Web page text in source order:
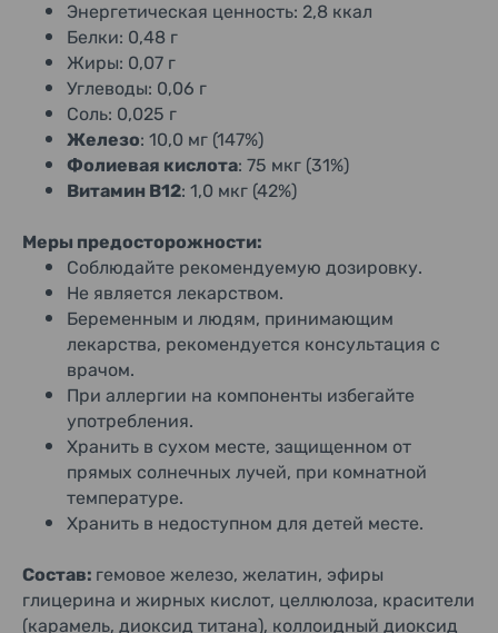
Энергетическая ценность: 2,8 ккал
Белки: 0,48 г
Жиры: 0,07 г
Углеводы: 0,06 г
Соль: 0,025 г
Железо: 10,0 мг (147%)
Фолиевая кислота: 75 мкг (31%)
Витамин B12: 1,0 мкг (42%)
Меры предосторожности:
Соблюдайте рекомендуемую дозировку.
Не является лекарством.
Беременным и людям, принимающим
лекарства, рекомендуется консультация с
врачом.
При аллергии на компоненты избегайте
употребления.
Хранить в сухом месте, защищенном от
прямых солнечных лучей, при комнатной
температуре.
Хранить в недоступном для детей месте.
Состав: гемовое железо, желатин, эфиры
глицерина и жирных кислот, целлюлоза, красители
(карамель, диоксид титана), коллоидный диоксид